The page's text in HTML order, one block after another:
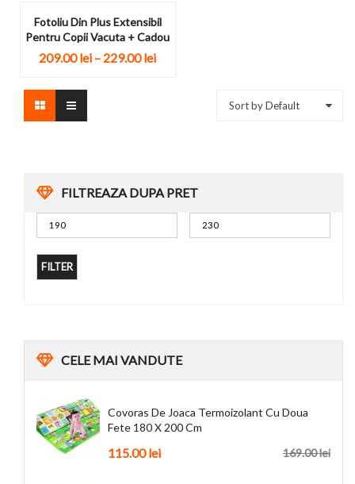
FILTREAZA DUPA PRET
FILTER
CELEMAI VANDUTE
Covoras De Joaca Termoizolant Cu Doua
Fete 180 X 200 Cm
169.00lei
115.00lei
Fotoliu Din Plus Extensibil
Pentru Copii Vacuta + Cadou
209.00lei – 229.00lei
Sort by Default